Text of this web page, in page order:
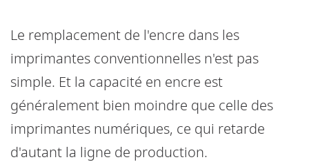
Le remplacement de l'encre dans les
imprimantes conventionnelles n'est pas
simple. Et la capacité en encre est
généralement bien moindre que celle des
imprimantes numériques, ce qui retarde
d'autant la ligne de production.